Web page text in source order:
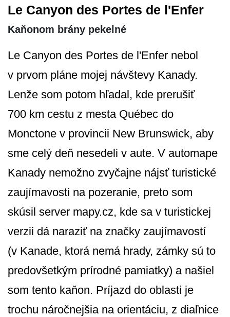
Le Canyon des Portes de l'Enfer
Kaňonom brány pekelné
Le Canyon des Portes de l'Enfer nebol
v prvom pláne mojej návštevy Kanady.
Lenže som potom hľadal, kde prerušiť
700 km cestu z mesta Québec do
Monctone v provincii New Brunswick, aby
sme celý deň nesedeli v aute. V automape
Kanady nemožno zvyčajne nájsť turistické
zaujímavosti na pozeranie, preto som
skúsil server mapy.cz, kde sa v turistickej
verzii dá naraziť na značky zaujímavostí
(v Kanade, ktorá nemá hrady, zámky sú to
predovšetkým prírodné pamiatky) a našiel
som tento kaňon. Príjazd do oblasti je
trochu náročnejšia na orientáciu, z diaľnice